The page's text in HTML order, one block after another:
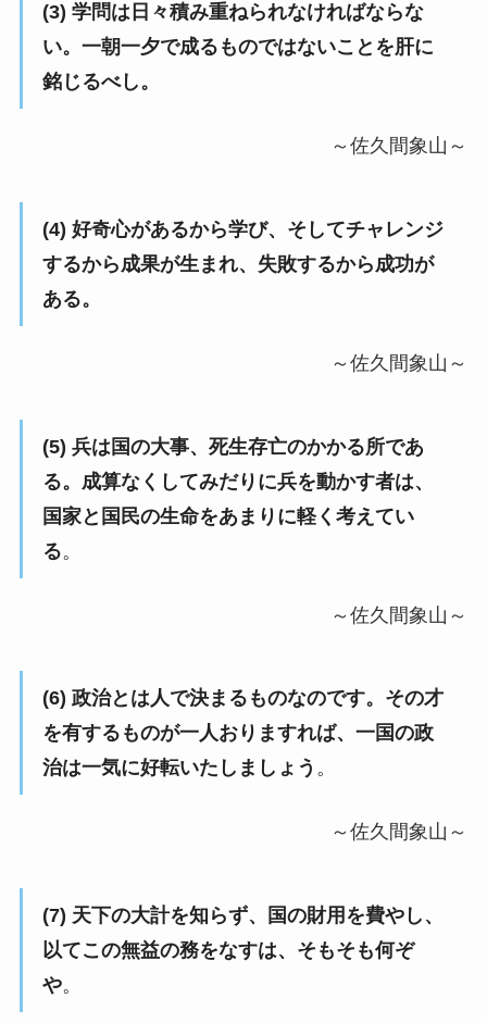
(3) 学問は日々積み重ねられなければならな
い。一朝一夕で成るものではないことを肝に
銘じるべし。
～佐久間象山～
(4) 好奇心があるから学び、そしてチャレンジ
するから成果が生まれ、失敗するから成功が
ある。
～佐久間象山～
(5) 兵は国の大事、死生存亡のかかる所であ
る。成算なくしてみだりに兵を動かす者は、
国家と国民の生命をあまりに軽く考えてい
る。
～佐久間象山～
(6) 政治とは人で決まるものなのです。その才
を有するものが一人おりますれば、一国の政
治は一気に好転いたしましょう 。
～佐久間象山～
(7) 天下の大計を知らず、国の財用を費やし、
以てこの無益の務をなすは、そもそも何ぞ
や。